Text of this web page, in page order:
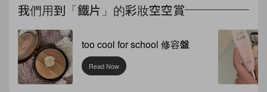
我們用到「鐵片」的彩妝空空賞
too cool for school 修容盤
Read Now